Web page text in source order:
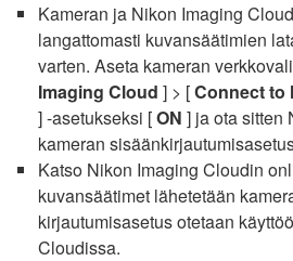
Kameran ja Nikon Imaging
langattomasti kuvansäätimien
varten. Aseta kameran
Imaging Cloud ] > [Connect to
] -asetukseksi [ON ] ja ota sitten
kameran
Katso Nikon Imaging Cloudin
kuvansäätimet lähetetään
kirjautumisasetus otetaan
Cloudissa.